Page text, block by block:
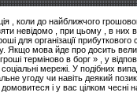
, коли до найближчого
невідомо , при цьому , в них
для організації
Якщо мова йде про досить
терміново в борг » , у
мережі. У подібних
угоду чи навіть деякий
і у вас цілком чесні